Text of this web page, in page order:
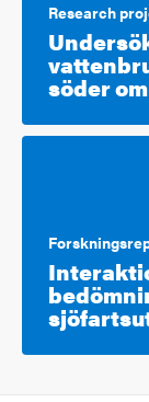
Research
söder